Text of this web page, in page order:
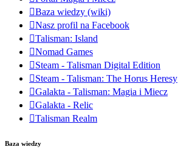
Baza wiedzy (wiki)
Nasz profil na Facebook
Talisman: Island
Nomad Games
Steam - Talisman Digital Edition
Steam - Talisman: The Horus Heresy
Galakta - Talisman: Magia i Miecz
Galakta - Relic
Talisman Realm
Baza wiedzy